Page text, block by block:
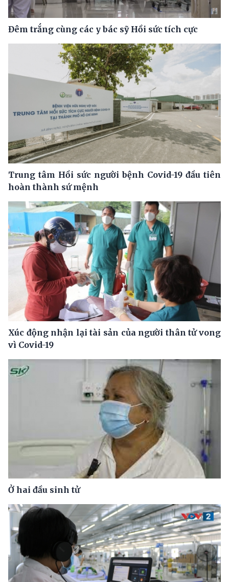
Đêm trắng cùng các y bác sỹ Hồi sức tích cực
Trung tâm Hồi sức người bệnh Covid-19 đầu tiên
hoàn thành sứ mệnh
Xúc động nhận lại tài sản của người thân tử vong
vì Covid-19
Ở hai đầu sinh tử